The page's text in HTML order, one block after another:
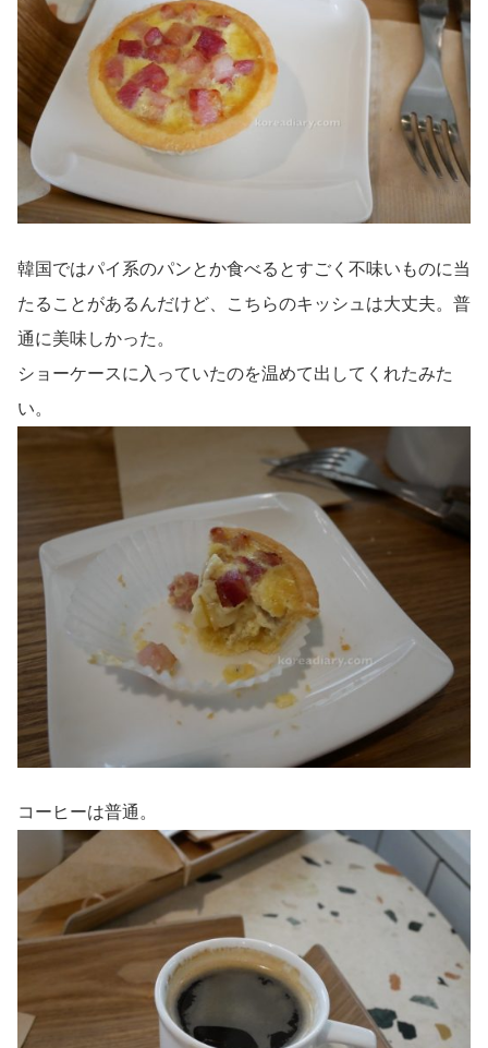
韓国ではパイ系のパンとか食べるとすごく不味いものに当
たることがあるんだけど、こちらのキッシュは大丈夫。普
通に美味しかった。
ショーケースに入っていたのを温めて出してくれたみた
い。
コーヒーは普通。